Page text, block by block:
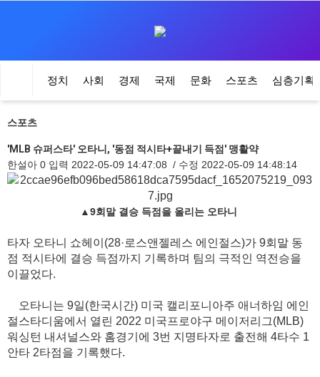
정치 사회 경제 국제 문화 스포츠 심층기획
스포츠
'MLB 슈퍼스타' 오타니, '동점 적시타+끝내기 득점' 맹활약
한설아 0 입력 2022-05-09 14:47:08 / 수정 2022-05-09 14:48:14
▲9회말 결승 득점을 올리는 오타니
타자 오타니 쇼헤이(28·로스앤젤레스 에인절스)가 9회말 동
점 적시타에 결승 득점까지 기록하며 팀의 극적인 역전승을
이끌었다.
오타니는 9일(한국시간) 미국 캘리포니아주 애너하임 에인
절스타디움에서 열린 2022 미국프로야구 메이저리그(MLB)
워싱턴 내셔널스와 홈경기에 3번 지명타자로 출전해 4타수 1
안타 2타점을 기록했다.